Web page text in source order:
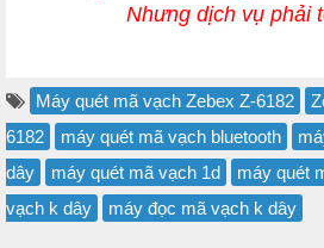
Nhưng dịch vụ phải
Máy quét mã vạch Zebex Z-6182
6182
máy quét mã vạch bluetooth
dây
máy quét mã vạch 1d máy quét
vạch k dây
máy đọc mã vạch k dây